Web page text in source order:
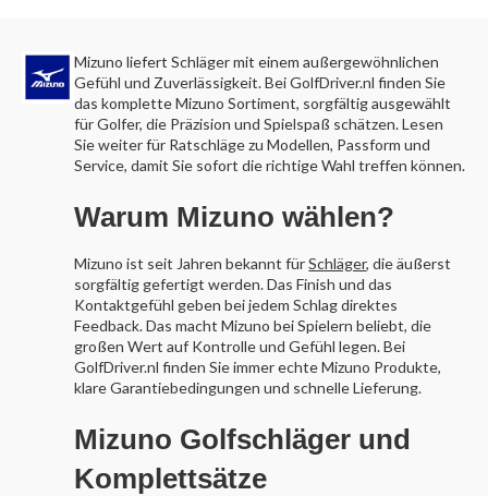
Mizuno liefert Schläger mit einem außergewöhnlichen
Gefühl und Zuverlässigkeit. Bei GolfDriver.nl finden Sie
das komplette Mizuno Sortiment, sorgfältig ausgewählt
für Golfer, die Präzision und Spielspaß schätzen. Lesen
Sie weiter für Ratschläge zu Modellen, Passform und
Service, damit Sie sofort die richtige Wahl treffen können.
Warum Mizuno wählen?
Mizuno ist seit Jahren bekannt fürSchläger, die äußerst
sorgfältig gefertigt werden. Das Finish und das
Kontaktgefühl geben bei jedem Schlag direktes
Feedback. Das macht Mizuno bei Spielern beliebt, die
großen Wert auf Kontrolle und Gefühl legen. Bei
GolfDriver.nl finden Sie immer echte Mizuno Produkte,
klare Garantiebedingungen und schnelle Lieferung.
Mizuno Golfschläger und
Komplettsätze